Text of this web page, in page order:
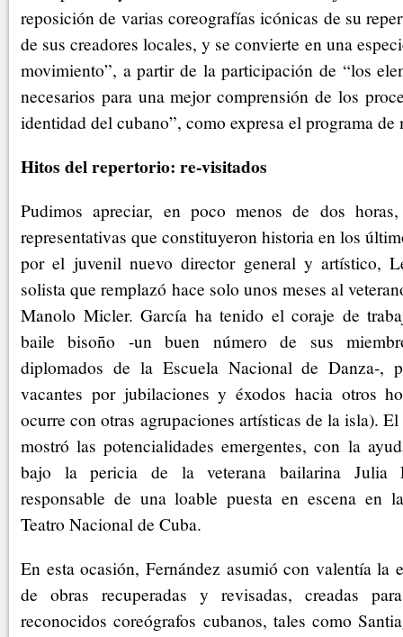
reposición de varias coreografías icónicas de su
de sus creadores locales, y se convierte en una
movimiento”, a partir de la participación de “los
necesarios para una mejor comprensión de los
identidad del cubano”, como expresa el programa de
Hitos del repertorio: re-visitados
Pudimos apreciar, en poco menos de dos
representativas que constituyeron historia en los
por el juvenil nuevo director general y artístico,
solista que remplazó hace solo unos meses al
Manolo Micler. García ha tenido el coraje de
baile bisoño -un buen número de sus
diplomados de la Escuela Nacional de Danza-,
vacantes por jubilaciones y éxodos hacia otros
ocurre con otras agrupaciones artísticas de la isla).
mostró las potencialidades emergentes, con la
bajo la pericia de la veterana bailarina Julia
responsable de una loable puesta en escena en
Teatro Nacional de Cuba.
En esta ocasión, Fernández asumió con valentía la
de obras recuperadas y revisadas, creadas
reconocidos coreógrafos cubanos, tales como